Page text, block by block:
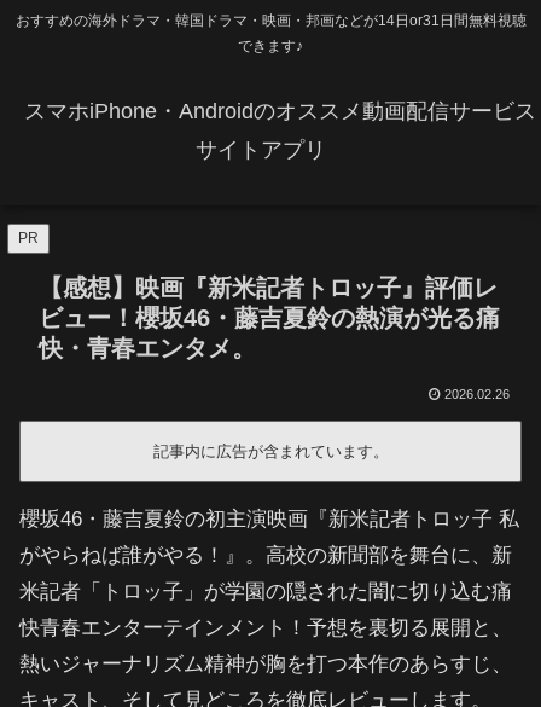
おすすめの海外ドラマ・韓国ドラマ・映画・邦画などが14日or31日間無料視聴
できます♪
スマホiPhone・Androidのオススメ動画配信サービス
サイトアプリ
PR
【感想】映画『新米記者トロッ子』評価レ
ビュー！櫻坂46・藤吉夏鈴の熱演が光る痛
快・青春エンタメ。
2026.02.26
記事内に広告が含まれています。
櫻坂46・藤吉夏鈴の初主演映画『新米記者トロッ子 私
がやらねば誰がやる！』。高校の新聞部を舞台に、新
米記者「トロッ子」が学園の隠された闇に切り込む痛
快青春エンターテインメント！予想を裏切る展開と、
熱いジャーナリズム精神が胸を打つ本作のあらすじ、
キャスト、そして見どころを徹底レビューします。